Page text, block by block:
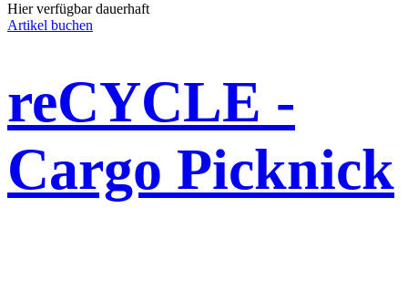
Hier verfügbar dauerhaft
Artikel buchen
reCYCLE -
Cargo Picknick